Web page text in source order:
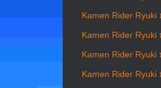
Kamen Rider
Kamen Rider
Kamen Rider
Kamen Rider